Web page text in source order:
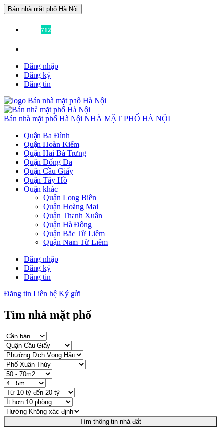
Bán nhà mặt phố Hà Nội
712
Đăng nhập
Đăng ký
Đăng tin
Bán nhà mặt phố Hà Nội NHÀ MẶT PHỐ HÀ NỘI
Quận Ba Đình
Quận Hoàn Kiếm
Quận Hai Bà Trưng
Quận Đống Đa
Quận Cầu Giấy
Quận Tây Hồ
Quận khác
Quận Long Biên
Quận Hoàng Mai
Quận Thanh Xuân
Quận Hà Đông
Quận Bắc Từ Liêm
Quận Nam Từ Liêm
Đăng nhập
Đăng ký
Đăng tin
Đăng tin Liên hệ Ký gửi
Tìm nhà mặt phố
Tìm thông tin nhà đất